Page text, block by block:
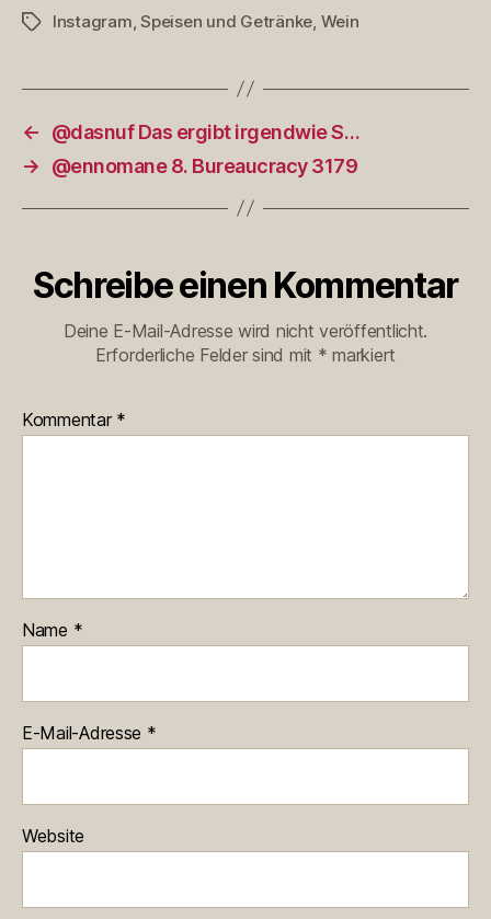
Schlagwörter
Instagram ,Speisen und Getränke Wein
←
@dasnuf Das ergibt irgendwie S…
→
@ennomane 8. Bureaucracy 3179
Schreibe einen Kommentar
Deine E-Mail-Adresse wird nicht veröffentlicht.
Erforderliche Felder sind mit * markiert
Kommentar *
Name *
E-Mail-Adresse *
Website